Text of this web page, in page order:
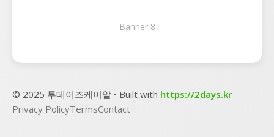
Banner 8
© 2025 투데이즈케이알 • Built with https://2days.kr
Privacy PolicyTermsContact